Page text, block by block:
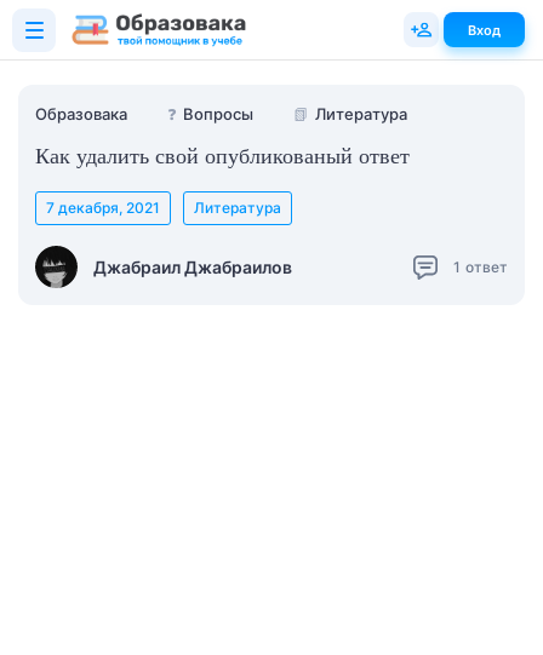
Образовака ❓ Вопросы 📗 Литература
Как удалить свой опубликованый ответ
Джабраил Джабраилов
7 декабря, 2021 Литература
1 ответ
Вход